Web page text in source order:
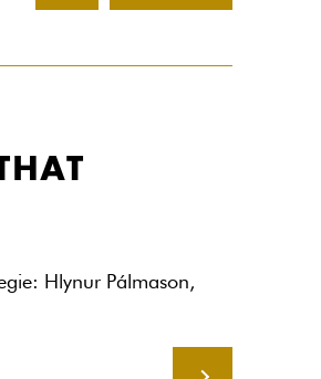
Hlynur Pálmason,